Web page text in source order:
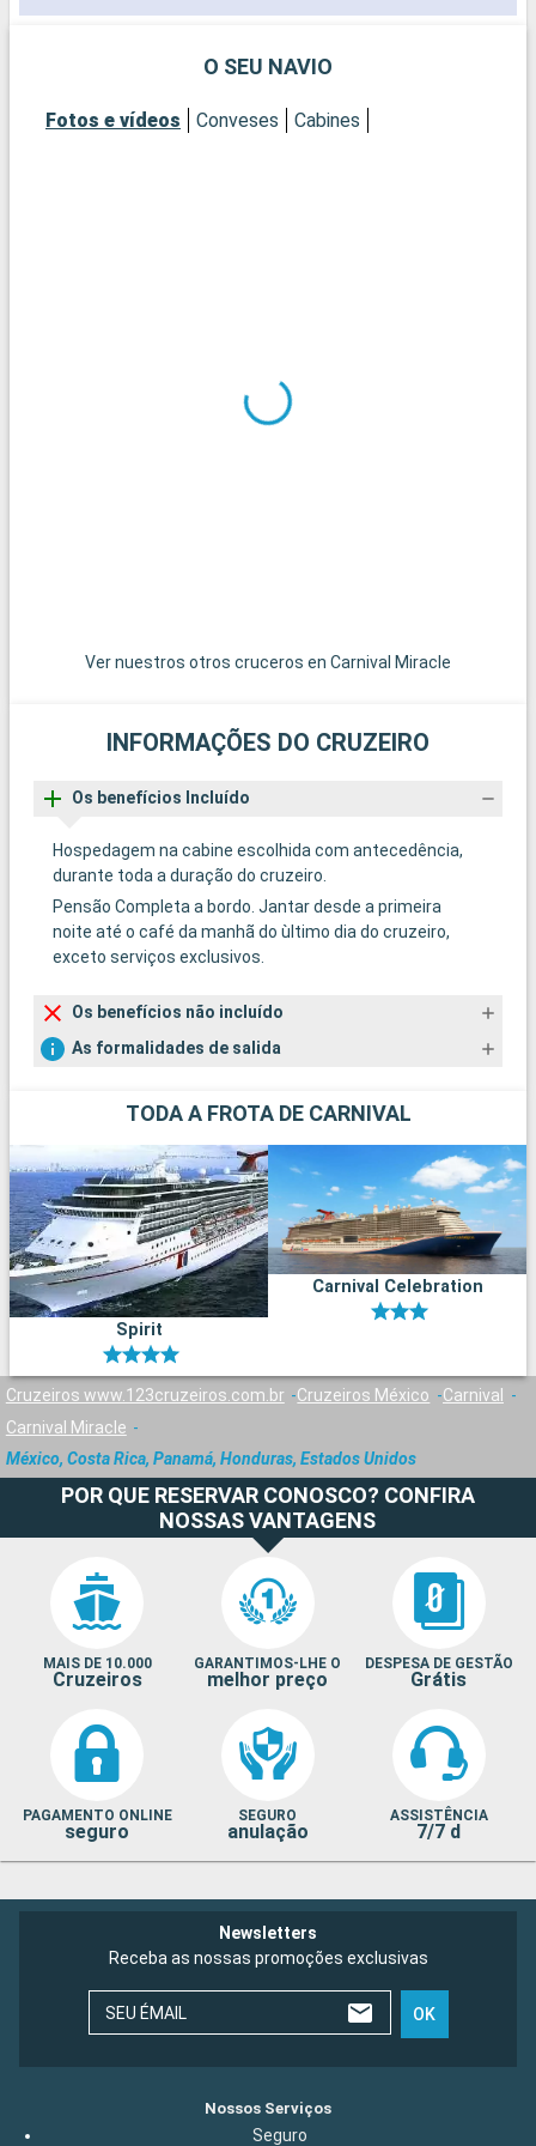
O SEU NAVIO
Fotos e vídeos Conveses Cabines
Ver nuestros otros cruceros en Carnival Miracle
INFORMAÇÕES DO CRUZEIRO
Os benefícios Incluído
Hospedagem na cabine escolhida com antecedência,
durante toda a duração do cruzeiro.
Pensão Completa a bordo. Jantar desde a primeira
noite até o café da manhã do ùltimo dia do cruzeiro,
exceto serviços exclusivos.
Os benefícios não incluído
As formalidades de salida
TODA A FROTA DE CARNIVAL
Spirit
Carnival Celebration
Cruzeiros www.123cruzeiros.com.br Cruzeiros México
Carnival
Carnival Miracle
México, Costa Rica, Panamá, Honduras, Estados Unidos
POR QUE RESERVAR CONOSCO? CONFIRA
NOSSAS VANTAGENS
MAIS DE 10.000
Cruzeiros
GARANTIMOS-LHE O
melhor preço
DESPESA DE GESTÃO
Grátis
PAGAMENTO ONLINE
seguro
SEGURO
anulação
ASSISTÊNCIA
7/7 d
Newsletters
Receba as nossas promoções exclusivas
SEU ÉMAIL OK
Nossos Serviços
Seguro